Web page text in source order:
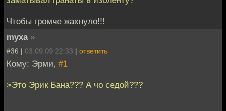
Чтобы громче жахнуло!!!
myxa »
#36 | 03.09.09 22:33 | ответить
Кому: Эрми, #1
>Это Эрик Бана??? А чо седой???